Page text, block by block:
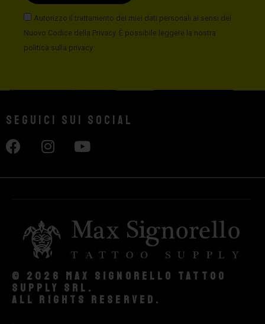
Autorizzo il trattamento dei miei dati personali ai sensi del
Nuovo Codice della Privacy. È possibile leggere la nostra
politica sulla privacy
Seguici sui social
© 2026 Max Signorello Tattoo
supply srl.
All rights reserved.